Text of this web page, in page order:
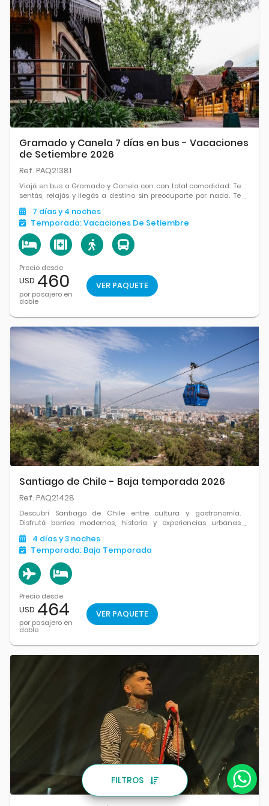
Gramado y Canela 7 días en bus - Vacaciones
de Setiembre 2026
Ref. PAQ21381
Viajá en bus a Gramado y Canela con con total comodidad: Te
sentás, relajás y llegás a destino sin preocuparte por nada. Te
esperan paisajes serranos, arquitectura encantadora,
chocolaterías, parques y un clima perfecto para pasear y
disfrutar.
7 díasy 4 noches
Temporada:Vacaciones De Setiembre
Precio desde
USD 460
por pasajero en
doble
VER PAQUETE
Santiago de Chile - Baja temporada 2026
Ref. PAQ21428
Descubrí Santiago de Chile entre cultura y gastronomía.
Disfrutá barrios modernos, historia y experiencias urbanas
únicas.
4 díasy 3 noches
Temporada: Baja Temporada
Precio desde
USD 464
por pasajero en
doble
VER PAQUETE
FILTROS